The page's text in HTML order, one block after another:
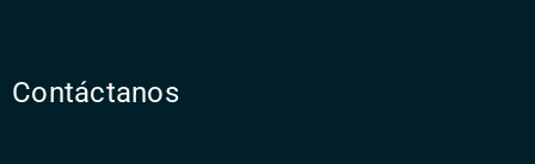
Contáctanos